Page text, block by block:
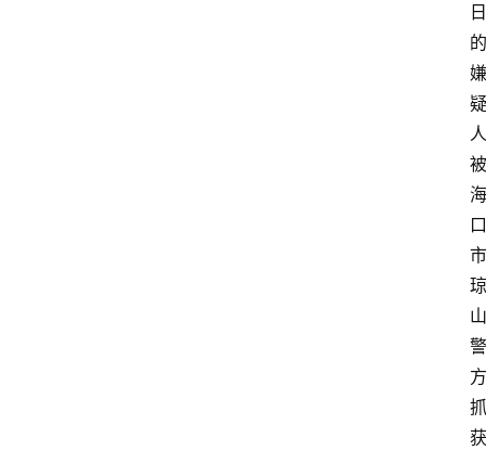
日
的
嫌
疑
人
被
海
口
市
琼
山
警
方
抓
获